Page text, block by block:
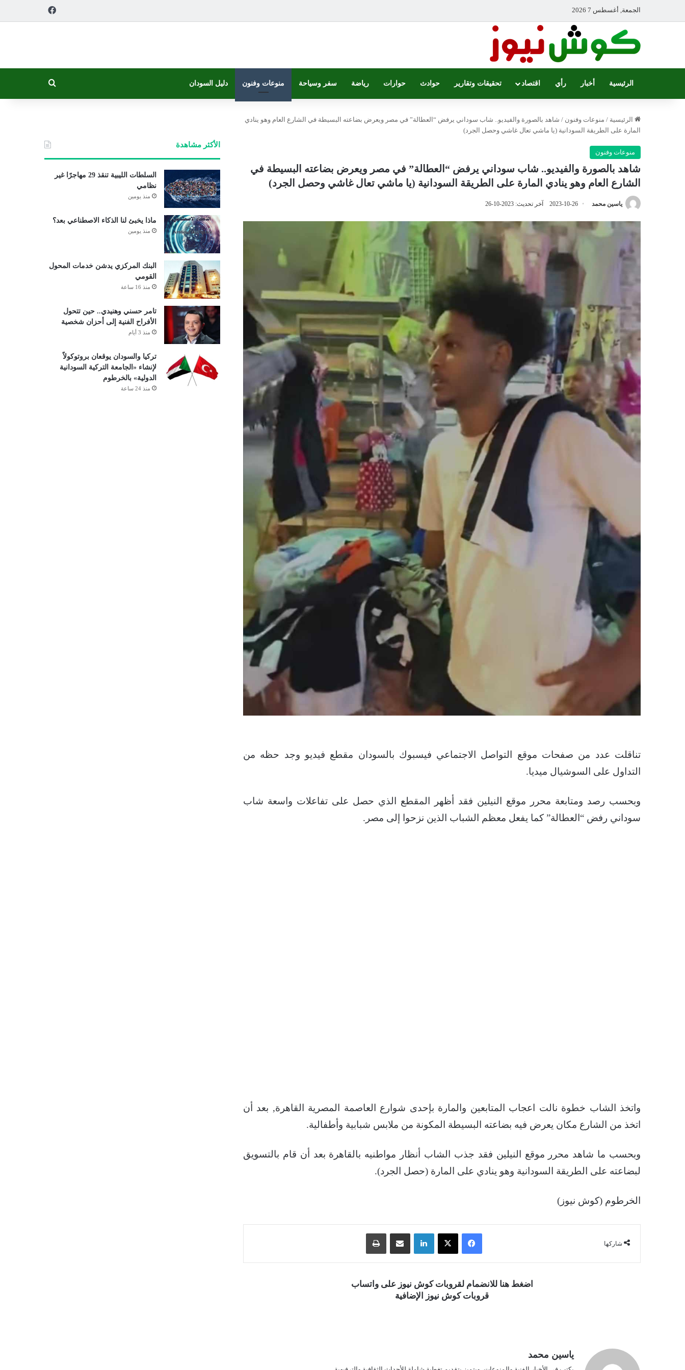
الجمعة, أغسطس 7 2026
الرئيسية أخبار رأي اقتصاد تحقيقات وتقارير حوادث حوارات رياضة سفر وسياحة منوعات وفنون دليل السودان
الرئيسية / منوعات وفنون / شاهد بالصورة والفيديو.. شاب سوداني يرفض “العطالة” في مصر ويعرض بضاعته البسيطة في الشارع العام وهو ينادي
المارة على الطريقة السودانية (يا ماشي تعال غاشي وحصل الجرد)
منوعات وفنون
شاهد بالصورة والفيديو.. شاب سوداني يرفض “العطالة” في مصر ويعرض بضاعته البسيطة في
الشارع العام وهو ينادي المارة على الطريقة السودانية (يا ماشي تعال غاشي وحصل الجرد)
ياسين محمد 2023-10-26 آخر تحديث: 2023-10-26
تناقلت عدد من صفحات موقع التواصل الاجتماعي فيسبوك بالسودان مقطع فيديو وجد حظه من
التداول على السوشيال ميديا.
وبحسب رصد ومتابعة محرر موقع النيلين فقد أظهر المقطع الذي حصل على تفاعلات واسعة شاب
سوداني رفض “العطالة” كما يفعل معظم الشباب الذين نزحوا إلى مصر.
واتخذ الشاب خطوة نالت اعجاب المتابعين والمارة بإحدى شوارع العاصمة المصرية القاهرة, بعد أن
اتخذ من الشارع مكان يعرض فيه بضاعته البسيطة المكونة من ملابس شبابية وأطفالية.
وبحسب ما شاهد محرر موقع النيلين فقد جذب الشاب أنظار مواطنيه بالقاهرة بعد أن قام بالتسويق
لبضاعته على الطريقة السودانية وهو ينادي على المارة (حصل الجرد).
الخرطوم (كوش نيوز)
شاركها
فيسبوك ‫X لينكدإن مشاركة عبر البريد
اضغط هنا للانضمام لقروبات كوش نيوز على واتساب
قروبات كوش نيوز الإضافية
ياسين محمد
الأكثر مشاهدة
السلطات الليبية تنقذ 29 مهاجرًا غير
نظامي
منذ يومين
ماذا يخبئ لنا الذكاء الاصطناعي بعد؟
منذ يومين
البنك المركزي يدشن خدمات المحول
القومي
منذ 16 ساعة
تامر حسني وهنيدي.. حين تتحول
الأفراح الفنية إلى أحزان شخصية
منذ 3 أيام
تركيا والسودان يوقعان بروتوكولاً
لإنشاء «الجامعة التركية السودانية
الدولية» بالخرطوم
منذ 24 ساعة